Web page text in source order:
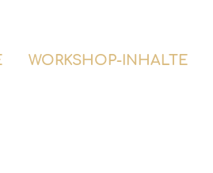
WORKSHOP-INHALTE